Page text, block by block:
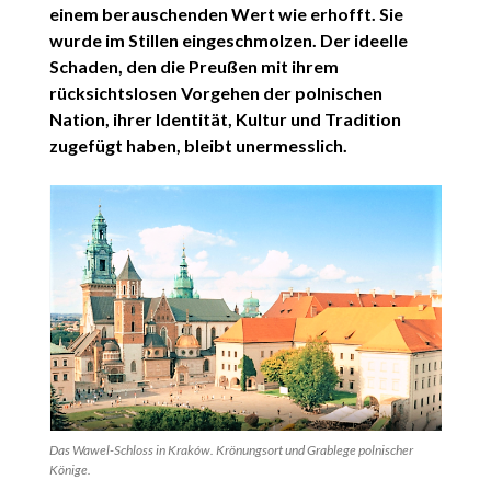
einem berauschenden Wert wie erhofft. Sie
wurde im Stillen eingeschmolzen. Der ideelle
Schaden, den die Preußen mit ihrem
rücksichtslosen Vorgehen der polnischen
Nation, ihrer Identität, Kultur und Tradition
zugefügt haben, bleibt unermesslich.
Das Wawel-Schloss in Kraków. Krönungsort und Grablege polnischer
Könige.